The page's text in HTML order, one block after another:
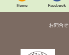
Home Facebook
お問合せ